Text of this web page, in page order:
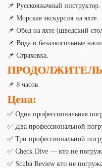
📌 Русскоязычный инструктор.
📌 Морская экскурсия на яхте.
📌 Обед на яхте (шведский
📌 Вода и безалкогольные
📌 Страховка.
📌 8 часов.
Цена:
✅ Одна профессиональная
✅ Два профессиональной
✅ Три профессиональной
✅ Check Dive — кто не
✅ Scuba Review кто не